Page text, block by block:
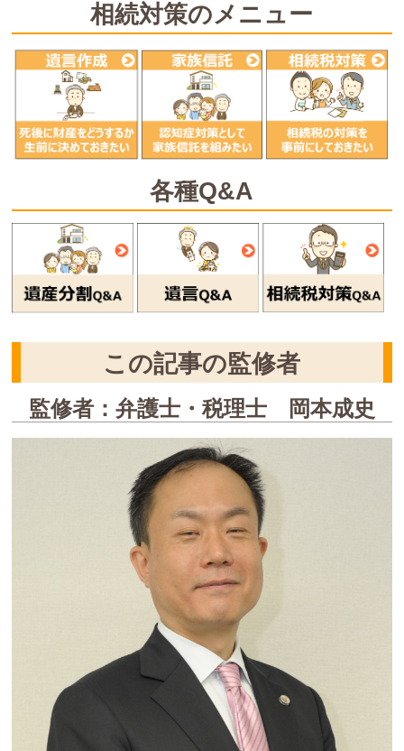
相続対策のメニュー
各種Q&A
この記事の監修者
監修者：弁護士・税理士 岡本成史